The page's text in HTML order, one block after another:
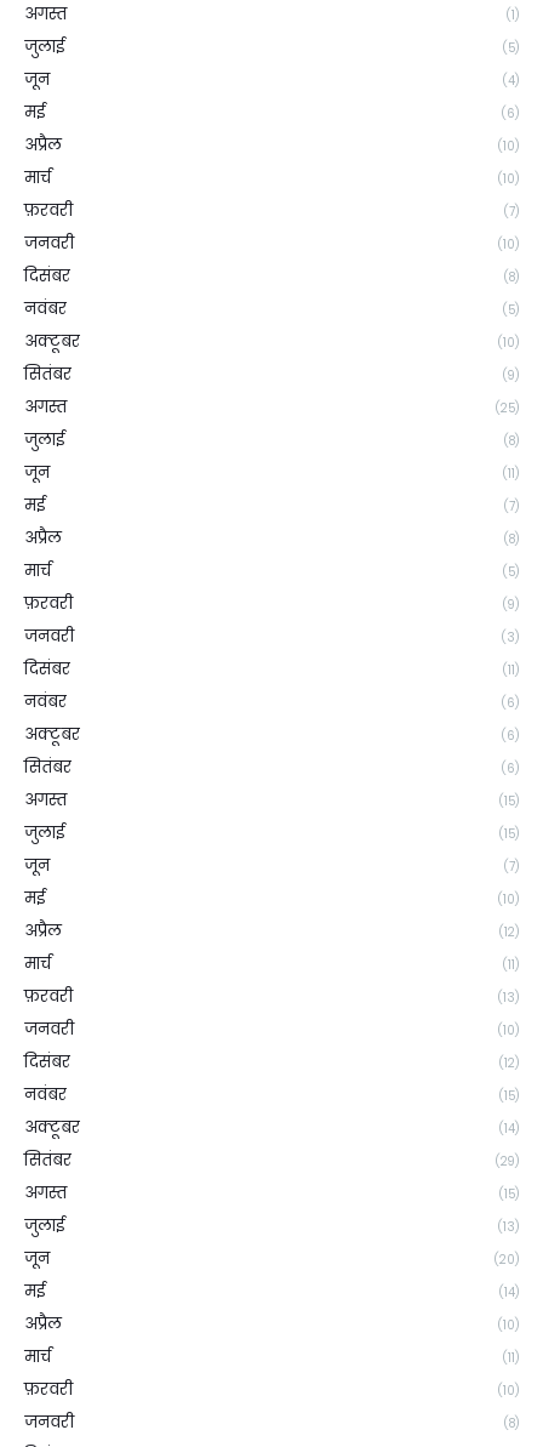
अगस्त (1)
जुलाई (5)
जून (4)
मई (6)
अप्रैल (10)
मार्च (10)
फ़रवरी (7)
जनवरी (10)
दिसंबर (8)
नवंबर (5)
अक्टूबर (10)
सितंबर (9)
अगस्त (25)
जुलाई (8)
जून (11)
मई (7)
अप्रैल (8)
मार्च (5)
फ़रवरी (9)
जनवरी (3)
दिसंबर (11)
नवंबर (6)
अक्टूबर (6)
सितंबर (6)
अगस्त (15)
जुलाई (15)
जून (7)
मई (10)
अप्रैल (12)
मार्च (11)
फ़रवरी (13)
जनवरी (10)
दिसंबर (12)
नवंबर (15)
अक्टूबर (14)
सितंबर (29)
अगस्त (15)
जुलाई (13)
जून (20)
मई (14)
अप्रैल (10)
मार्च (11)
फ़रवरी (10)
जनवरी (8)